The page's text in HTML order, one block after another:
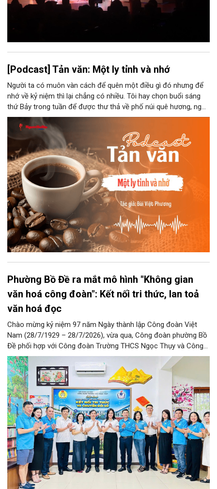
[Podcast] Tản văn: Một ly tỉnh và nhớ
Người ta có muôn vàn cách để quên một điều gì đó nhưng để
nhớ về kỷ niệm thì lại chẳng có nhiều. Tôi hay chọn buổi sáng
thứ Bảy trong tuần để được thư thả về phố núi quê hương, ngồi
đợi giọt đắng của đất đai, mưa nắng điểm từng nhịp xuống
chiếc ly sứ như đợi thời gian mở cánh cửa diệu kì của mình.
Phường Bồ Đề ra mắt mô hình "Không gian
văn hoá công đoàn": Kết nối tri thức, lan toả
văn hoá đọc
Chào mừng kỷ niệm 97 năm Ngày thành lập Công đoàn Việt
Nam (28/7/1929 – 28/7/2026), vừa qua, Công đoàn phường Bồ
Đề phối hợp với Công đoàn Trường THCS Ngọc Thụy và Công
đoàn Trường Tiểu học Ái Mộ B tổ chức Lễ ra mắt Mô hình
“Không gian văn hóa công đoàn”.